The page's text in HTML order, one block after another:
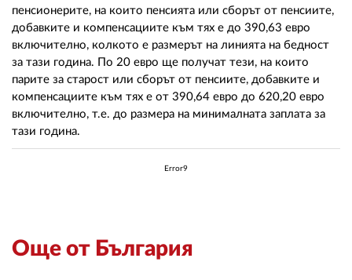
пенсионерите, на които пенсията или сборът от пенсиите,
добавките и компенсациите към тях е до 390,63 евро
включително, колкото е размерът на линията на бедност
за тази година. По 20 евро ще получат тези, на които
парите за старост или сборът от пенсиите, добавките и
компенсациите към тях е от 390,64 евро до 620,20 евро
включително, т.е. до размера на минималната заплата за
тази година.
Error9
Още от България